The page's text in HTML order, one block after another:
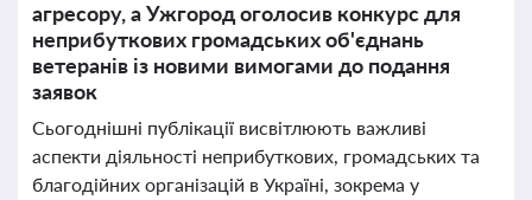
агресору, а Ужгород оголосив конкурс для
неприбуткових громадських об'єднань
ветеранів із новими вимогами до подання
заявок
Сьогоднішні публікації висвітлюють важливі
аспекти діяльності неприбуткових, громадських та
благодійних організацій в Україні, зокрема у